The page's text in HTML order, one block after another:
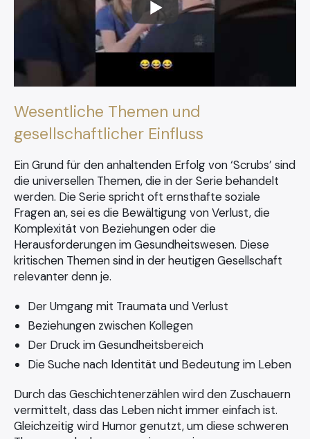
Wesentliche Themen und
gesellschaftlicher Einfluss
Ein Grund für den anhaltenden Erfolg von ‘Scrubs’ sind
die universellen Themen, die in der Serie behandelt
werden. Die Serie spricht oft ernsthafte soziale
Fragen an, sei es die Bewältigung von Verlust, die
Komplexität von Beziehungen oder die
Herausforderungen im Gesundheitswesen. Diese
kritischen Themen sind in der heutigen Gesellschaft
relevanter denn je.
Der Umgang mit Traumata und Verlust
Beziehungen zwischen Kollegen
Der Druck im Gesundheitsbereich
Die Suche nach Identität und Bedeutung im Leben
Durch das Geschichtenerzählen wird den Zuschauern
vermittelt, dass das Leben nicht immer einfach ist.
Gleichzeitig wird Humor genutzt, um diese schweren